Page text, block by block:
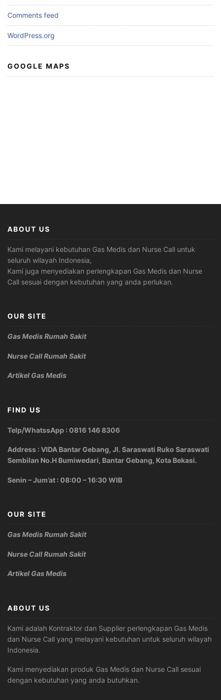
Comments feed
WordPress.org
GOOGLE MAPS
ABOUT US
Kami melayani kebutuhan Gas Medis dan Nurse Call untuk
seluruh wilayah Indonesia,
Kami juga menyediakan perlengkapan Gas Medis dan Nurse
Call sesuai dengan kebutuhan yang anda perlukan.
OUR SITE
Gas Medis Rumah Sakit
Nurse Call Rumah Sakit
Artikel Gas Medis
FIND US
Telp/WhatssApp : 0816 146 8306
Address : VIDA Bantar Gebang, Jl. Saraswati Ruko Saraswati
Sembilan No.H Bumiwedari, Bantar Gebang, Kota Bekasi.
Senin – Jum’at : 08:00 – 16:30 WIB
OUR SITE
Gas Medis Rumah Sakit
Nurse Call Rumah Sakit
Artikel Gas Medis
ABOUT US
Kami adalah Kontraktor dan Supplier perlengkapan Gas Medis
dan Nurse Call yang melayani kebutuhan untuk seluruh wilayah
Indonesia.
Kami menyediakan produk Gas Medis dan Nurse Call sesuai
dengan kebutuhan yang anda butuhkan.